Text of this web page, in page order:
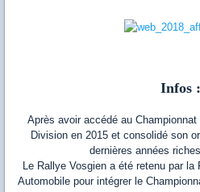
Infos :
Après avoir accédé au
Division en 2015 et consolidé son
dernières années
Le Rallye Vosgien a été retenu par
Automobile pour intégrer le